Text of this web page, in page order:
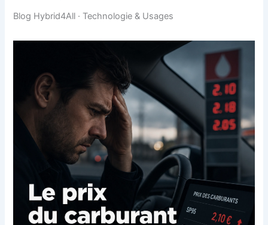
Blog Hybrid4All · Technologie & Usages